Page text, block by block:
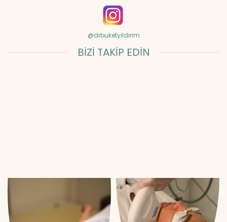
@drbuketyildirim
BİZİ TAKİP EDİN